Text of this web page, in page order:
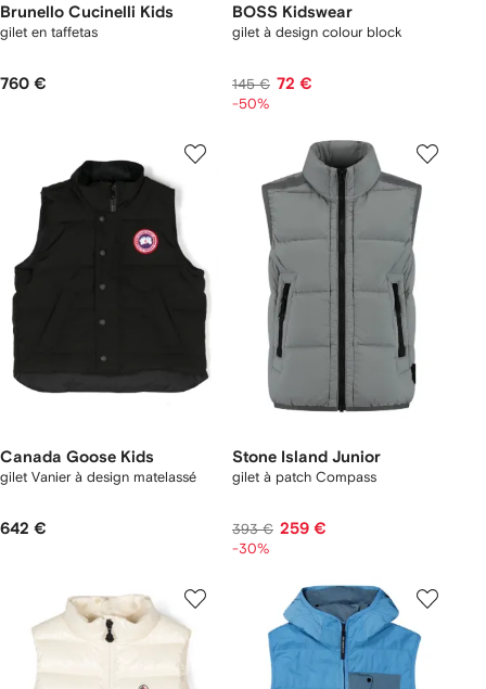
Brunello Cucinelli Kids
gilet en taffetas
760 €
BOSS Kidswear
gilet à design colour block
145 € 72 €
-50%
Canada Goose Kids
gilet Vanier à design matelassé
642 €
Stone Island Junior
gilet à patch Compass
393 € 259 €
-30%